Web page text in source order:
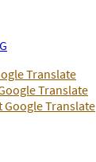
Translate
Translate
Google Translate